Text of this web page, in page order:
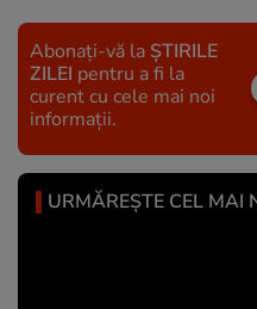
Abonați-vă la ȘTIRILE
ZILEI pentru a fi la
curent cu cele mai noi
informații.
URMĂREȘTE CEL MAI